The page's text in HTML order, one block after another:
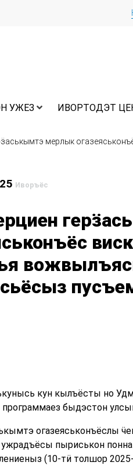
УЖЕЗ ИВОРТОДЭТ
мерлык
Иворъёс
кун кылъёсты но
быдэстон
огазеяськонъёслы
пыриськон
(10-тӥ толшор